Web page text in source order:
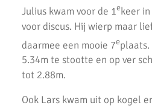
AKU jeugd succesvol tijdens
Goede prestaties D2 & C Junioren in
AKU Uithoorn Clubkampioenschappen
Pupillen Finale 2021
Julius kwam voor de 1ekeer
voor discus. Hij wierp maar
daarmee een mooie 7e
5.34m te stootte en op ver
tot 2.88m.
Ook Lars kwam uit op kogel